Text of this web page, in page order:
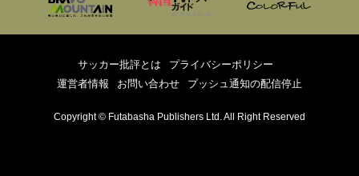
サッカー批評とは
プライバシーポリシー
運営者情報
お問い合わせ プッシュ通知の配信停止
Copyright © Futabasha Publishers Ltd. All Right Reserved